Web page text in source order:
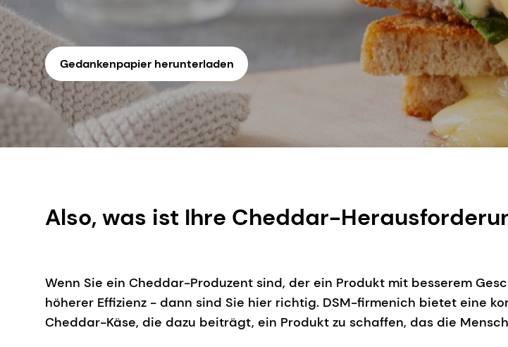
Gedankenpapier herunterladen
Also, was ist Ihre Cheddar-
Wenn Sie ein Cheddar-Produzent sind, der ein Produkt mit besserem
höherer Effizienz - dann sind Sie hier richtig. DSM-firmenich bietet eine
Cheddar-Käse, die dazu beiträgt, ein Produkt zu schaffen, das die